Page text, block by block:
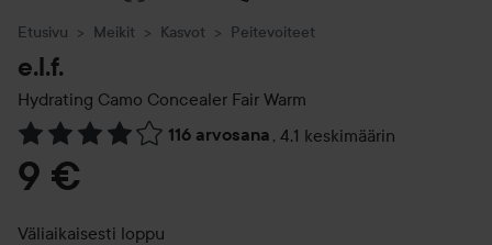
Etusivu Meikit Kasvot Peitevoiteet
e.l.f.
Hydrating Camo Concealer Fair Warm
116 arvosana , 4.1 keskimäärin
Siirtyä jhk Arvosana & kommentit
9 €
Väliaikaisesti loppu